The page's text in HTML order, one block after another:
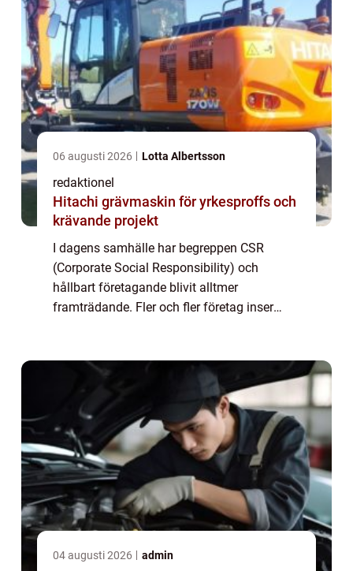
06 augusti 2026 Lotta Albertsson
redaktionel
Hitachi grävmaskin för yrkesproffs och
krävande projekt
I dagens samhälle har begreppen CSR
(Corporate Social Responsibility) och
hållbart företagande blivit alltmer
framträdande. Fler och fler företag inser
ekonomisk fra...
04 augusti 2026 admin